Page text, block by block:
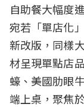
自助餐大幅度
宛若「單店化
新改版，同樣
材呈現單點店
蠔、美國肋眼
端上桌，聚焦